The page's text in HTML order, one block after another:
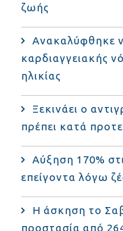
ζωής
Ανακαλύφθηκε
καρδιαγγειακής
ηλικίας
Ξεκινάει ο
πρέπει κατά
Αύξηση 170%
επείγοντα λόγω
Η άσκηση το
προστασία από